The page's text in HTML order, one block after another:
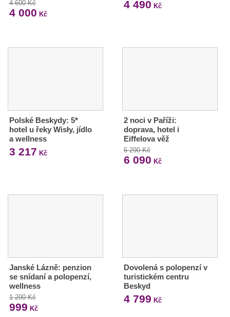
4 600 Kč
4 000 Kč
4 490 Kč
Polské Beskydy: 5*
hotel u řeky Wisły, jídlo
a wellness
3 217 Kč
2 noci v Paříži:
doprava, hotel i
Eiffelova věž
6 290 Kč
6 090 Kč
Janské Lázně: penzion
se snídaní a polopenzí,
wellness
1 200 Kč
999 Kč
Dovolená s polopenzí v
turistickém centru
Beskyd
4 799 Kč